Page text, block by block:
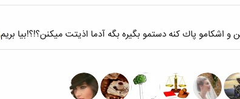
اشكامو پاك كنه دستمو بگيره بگه آدما اذيتت ميكنن؟!؟!بيا بريم